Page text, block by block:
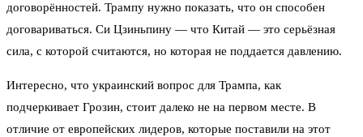
договорённостей. Трампу нужно показать, что он способен
договариваться. Си Цзиньпину — что Китай — это серьёзная
сила, с которой считаются, но которая не поддается давлению.
Интересно, что украинский вопрос для Трампа, как
подчеркивает Грозин, стоит далеко не на первом месте. В
отличие от европейских лидеров, которые поставили на этот